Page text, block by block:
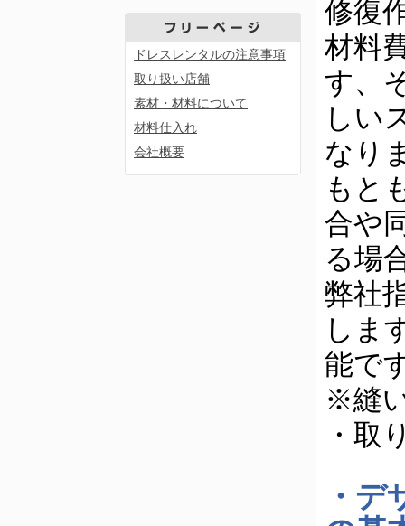
ドレスレンタルの注意事項
取り扱い店舗
素材・材料について
材料仕入れ
会社概要
修復
材料
す、
しい
なり
もと
合や
る場
弊社
しま
能で
※縫
・取
・